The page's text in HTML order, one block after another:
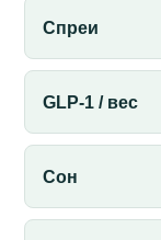
Спреи
GLP-1 / вес
Сон